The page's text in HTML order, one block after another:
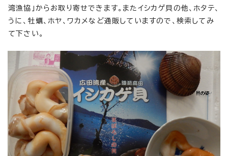
湾漁協」からお取り寄せできます。またイシカゲ貝の他、ホタテ、
うに、牡蠣、ホヤ、ワカメなど通販していますので、検索してみ
て下さい。